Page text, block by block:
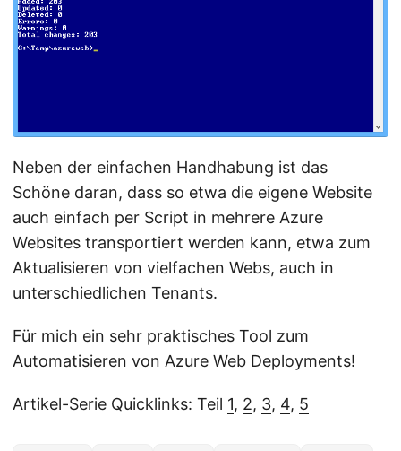
Neben der einfachen Handhabung ist das
Schöne daran, dass so etwa die eigene Website
auch einfach per Script in mehrere Azure
Websites transportiert werden kann, etwa zum
Aktualisieren von vielfachen Webs, auch in
unterschiedlichen Tenants.
Für mich ein sehr praktisches Tool zum
Automatisieren von Azure Web Deployments!
Artikel-Serie Quicklinks: Teil 1, 2, 3, 4, 5